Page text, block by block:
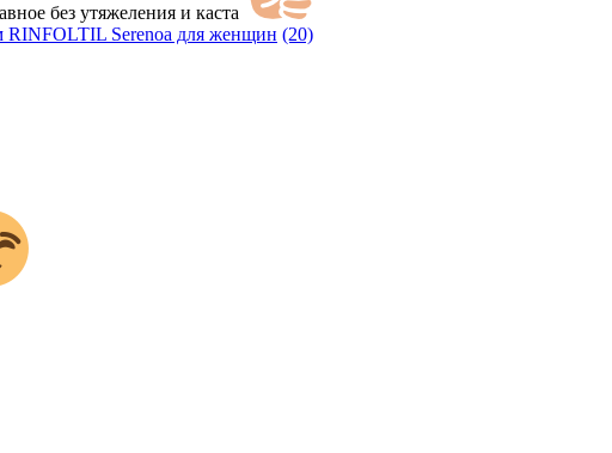
без утяжеления и каста
RINFOLTIL Serenoa для женщин (20)